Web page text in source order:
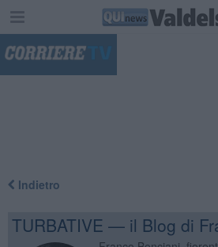
Indietro
TURBATIVE — il Blog di